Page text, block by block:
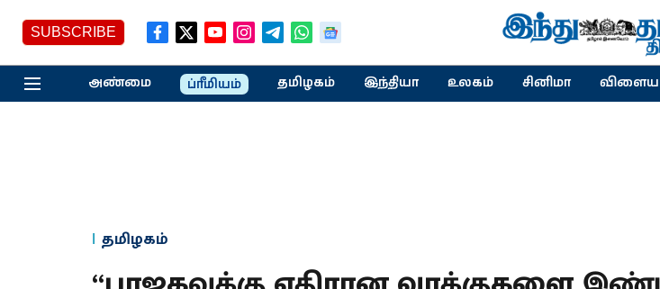
SUBSCRIBE
அண்மை ப்ரீமியம் தமிழகம் இந்தியா உலகம் சினிமா
தமிழகம்